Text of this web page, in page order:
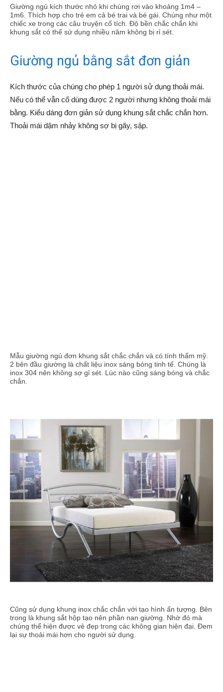
Giường ngủ kích thước nhỏ khi chúng rơi vào khoảng 1m4 –
1m6. Thích hợp cho trẻ em cả bé trai và bé gái. Chúng như một
chiếc xe trong các câu truyện cổ tích. Độ bền chắc chắn khi
khung sắt có thể sử dụng nhiều năm không bị rỉ sét.
Giường ngủ bằng sắt đơn giản
Kích thước của chúng cho phép 1 người sử dụng thoải mái.
Nếu có thể vẫn cố dùng được 2 người nhưng không thoải mái
bằng. Kiểu dáng đơn giản sử dụng khung sắt chắc chắn hơn.
Thoải mái dậm nhảy không sợ bị gãy, sập.
Mẫu giường ngủ đơn khung sắt chắc chắn và có tính thẩm mỹ.
2 bên đầu giường là chất liệu inox sáng bóng tinh tế. Chúng là
inox 304 nên không sợ gỉ sét. Lúc nào cũng sáng bóng và chắc
chắn.
Cũng sử dụng khung inox chắc chắn với tạo hình ấn tượng. Bên
trong là khung sắt hộp tạo nên phần nan giường. Nhờ đó mà
chúng thể hiện được vẻ đẹp trong các không gian hiện đại. Đem
lại sự thoải mái hơn cho người sử dụng.